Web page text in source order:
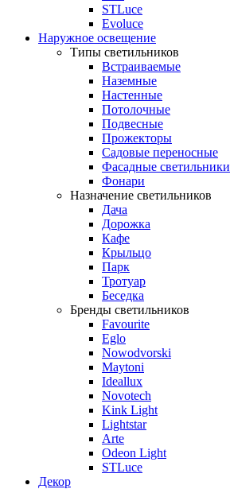
STLuce
Evoluce
Наружное освещение
Типы светильников
Встраиваемые
Наземные
Настенные
Потолочные
Подвесные
Прожекторы
Садовые переносные
Фасадные светильники
Фонари
Назначение светильников
Дача
Дорожка
Кафе
Крыльцо
Парк
Тротуар
Беседка
Бренды светильников
Favourite
Eglo
Nowodvorski
Maytoni
Ideallux
Novotech
Kink Light
Lightstar
Arte
Odeon Light
STLuce
Декор